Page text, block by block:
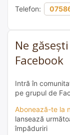
Telefon:
Ne
Facebook
Intră în
pe grupul de
Abonează-te la
lansează
împăduriri